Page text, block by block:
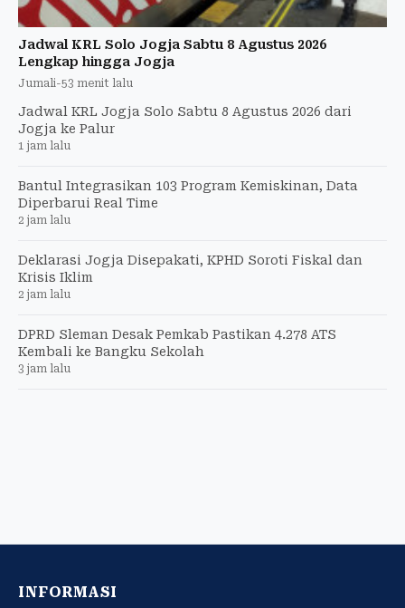
Jadwal KRL Solo Jogja Sabtu 8 Agustus 2026
Lengkap hingga Jogja
Jumali-53 menit lalu
Jadwal KRL Jogja Solo Sabtu 8 Agustus 2026 dari
Jogja ke Palur
1 jam lalu
Bantul Integrasikan 103 Program Kemiskinan, Data
Diperbarui Real Time
2 jam lalu
Deklarasi Jogja Disepakati, KPHD Soroti Fiskal dan
Krisis Iklim
2 jam lalu
DPRD Sleman Desak Pemkab Pastikan 4.278 ATS
Kembali ke Bangku Sekolah
3 jam lalu
INFORMASI